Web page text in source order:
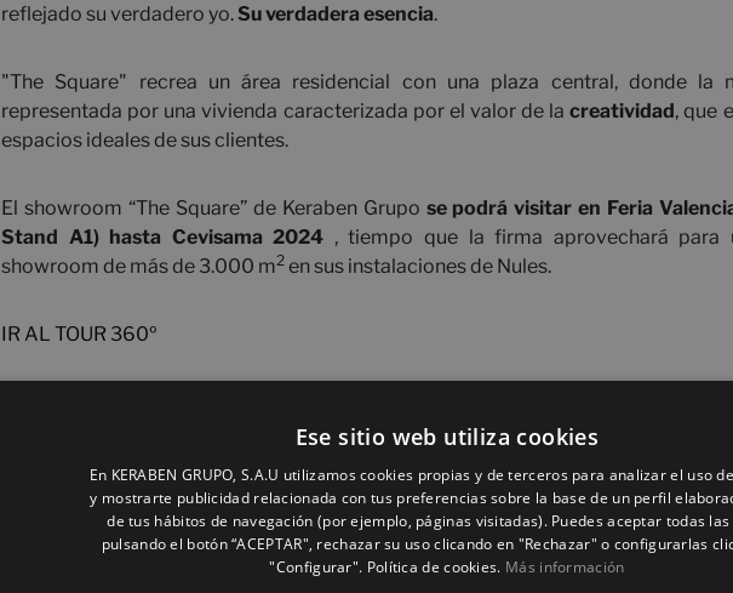
reflejado su verdadero yo. Su verdadera esencia.
"The Square" recrea un área residencial con una plaza central, donde la
representada por una vivienda caracterizada por el valor de lacreatividad, que
espacios ideales de sus clientes.
El showroom “The Square” de Keraben Grupo se podrá visitar en Feria
Stand A1) hasta Cevisama 2024 , tiempo que la firma aprovechará para
showroom de más de 3.000 m2 en sus instalaciones de Nules.
IR AL TOUR 360º
Ese sitio web utiliza cookies
En KERABEN GRUPO, S.A.U utilizamos cookies propias y de terceros para analizar el uso
y mostrarte publicidad relacionada con tus preferencias sobre la base de un perfil
de tus hábitos de navegación (por ejemplo, páginas visitadas). Puedes aceptar todas las
pulsando el botón “ACEPTAR", rechazar su uso clicando en "Rechazar" o configurarlas
"Configurar". Política de cookies. Más información